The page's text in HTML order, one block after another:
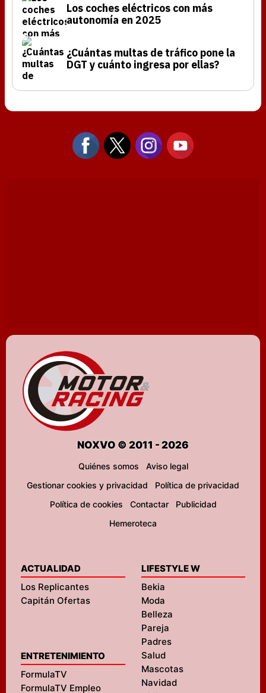
Los coches eléctricos con más
autonomía en 2025
¿Cuántas multas de tráfico pone la
DGT y cuánto ingresa por ellas?
NOXVO © 2011 - 2026
Quiénes somos
Aviso legal
Gestionar cookies y privacidad
Política de privacidad
Política de cookies
Contactar
Publicidad
Hemeroteca
ACTUALIDAD
Los Replicantes
Capitán Ofertas
ENTRETENIMIENTO
FormulaTV
FormulaTV Empleo
LIFESTYLE W
Bekia
Moda
Belleza
Pareja
Padres
Salud
Mascotas
Navidad